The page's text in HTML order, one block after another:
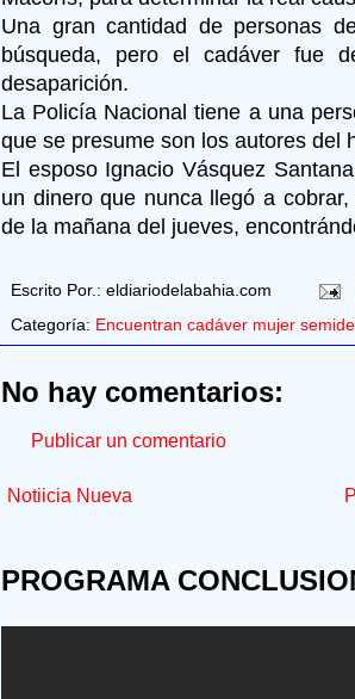
Una gran cantidad de personas
búsqueda, pero el cadáver fue
desaparición.
La Policía Nacional tiene a una
que se presume son los autores del
El esposo Ignacio Vásquez
un dinero que nunca llegó a
de la mañana del jueves,
Escrito Por.: eldiariodelabahia.com
Categoría: Encuentran cadáver mujer
No hay comentarios:
Publicar un comentario
Notiicia Nueva
PROGRAMA